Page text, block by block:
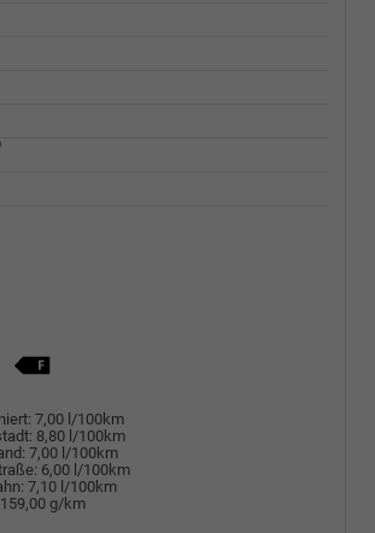
7,00 l/100km
8,80 l/100km
7,00 l/100km
6,00 l/100km
7,10 l/100km
159,00 g/km